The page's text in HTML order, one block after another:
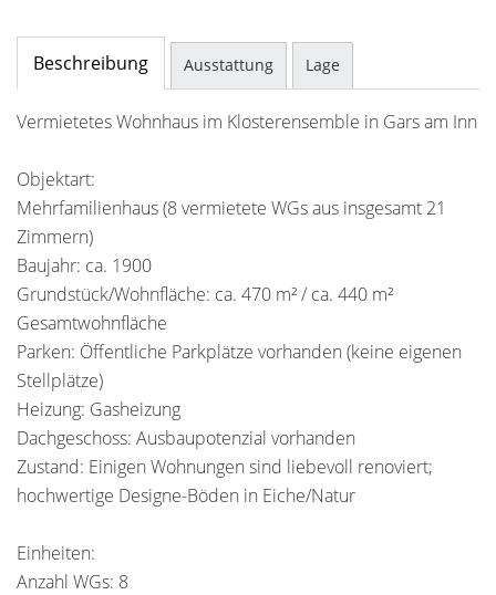
Beschreibung Ausstattung Lage
Vermietetes Wohnhaus im Klosterensemble in Gars am Inn
Objektart:
Mehrfamilienhaus (8 vermietete WGs aus insgesamt 21
Zimmern)
Baujahr: ca. 1900
Grundstück/Wohnfläche: ca. 470 m² / ca. 440 m²
Gesamtwohnfläche
Parken: Öffentliche Parkplätze vorhanden (keine eigenen
Stellplätze)
Heizung: Gasheizung
Dachgeschoss: Ausbaupotenzial vorhanden
Zustand: Einigen Wohnungen sind liebevoll renoviert;
hochwertige Designe-Böden in Eiche/Natur
Einheiten:
Anzahl WGs: 8